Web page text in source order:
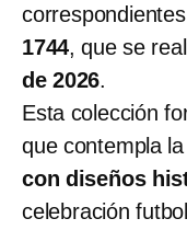
1744, que se
de 2026.
Esta colección
que contempla
con diseños
celebración